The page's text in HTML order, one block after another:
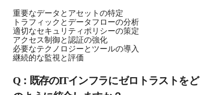
重要なデータとアセットの特定
トラフィックとデータフローの分析
適切なセキュリティポリシーの策定
アクセス制御と認証の強化
必要なテクノロジーとツールの導入
継続的な監視と評価
Q：既存のITインフラにゼロトラストをど